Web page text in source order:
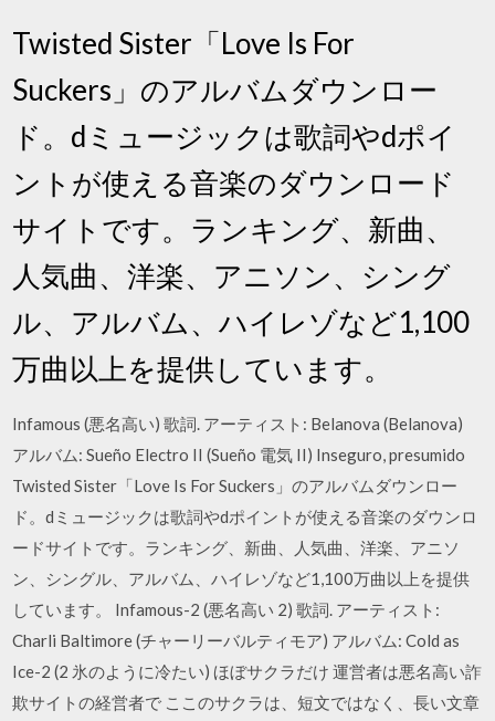
Twisted Sister「Love Is For
Suckers」のアルバムダウンロー
ド。dミュージックは歌詞やdポイ
ントが使える音楽のダウンロード
サイトです。ランキング、新曲、
人気曲、洋楽、アニソン、シング
ル、アルバム、ハイレゾなど1,100
万曲以上を提供しています。
Infamous (悪名高い) 歌詞. アーティスト: Belanova (Belanova)
アルバム: Sueño Electro II (Sueño 電気 II) Inseguro, presumido
Twisted Sister「Love Is For Suckers」のアルバムダウンロー
ド。dミュージックは歌詞やdポイントが使える音楽のダウンロ
ードサイトです。ランキング、新曲、人気曲、洋楽、アニソ
ン、シングル、アルバム、ハイレゾなど1,100万曲以上を提供
しています。 Infamous-2 (悪名高い 2) 歌詞. アーティスト:
Charli Baltimore (チャーリーバルティモア) アルバム: Cold as
Ice-2 (2 氷のように冷たい) ほぼサクラだけ 運営者は悪名高い詐
欺サイトの経営者で ここのサクラは、短文ではなく、長い文章